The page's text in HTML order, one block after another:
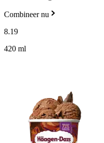
Combineer nu
8.19
420 ml